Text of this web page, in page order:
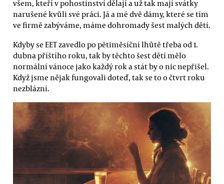
všem, kteří v pohostinství dělají a už tak mají svátky
narušené kvůli své práci. Já a mé dvě dámy, které se tím
ve firmě zabýváme, máme dohromady šest malých dětí.
Kdyby se EET zavedlo po pětiměsíční lhůtě třeba od 1.
dubna příštího roku, tak by těchto šest dětí mělo
normální vánoce jako každý rok a stát by o nic nepřišel.
Když jsme nějak fungovali doteď, tak se to o čtvrt roku
nezblázní.